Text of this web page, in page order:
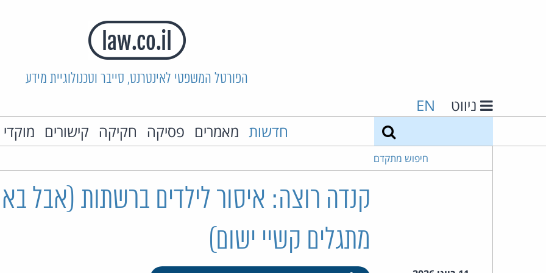
הפורטל המשפטי לאינטרנט, סייבר וטכנולוגיית מידע
ניווט EN
חדשות מאמרים פסיקה חקיקה קישורים
חיפוש מתקדם
קנדה רוצה: איסור לילדים ברשתות (אבל
מתגלים קשיי ישום)